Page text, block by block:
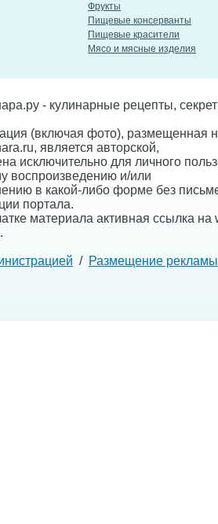
Фрукты
Пищевые консерванты
Пищевые красители
Мясо и мясные изделия
- кулинарные рецепты,
(включая фото), размещенная
является авторской,
исключительно для личного
воспроизведению и/или
в какой-либо форме без
портала.
материала активная ссылка на
/ Размещение рекламы